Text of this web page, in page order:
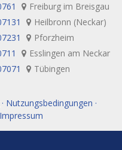
Freiburg im Breisgau
Heilbronn (Neckar)
Pforzheim
Esslingen am Neckar
Tübingen
Nutzungsbedingungen ·